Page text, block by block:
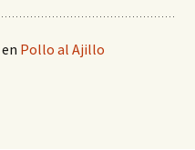
en Pollo al Ajillo